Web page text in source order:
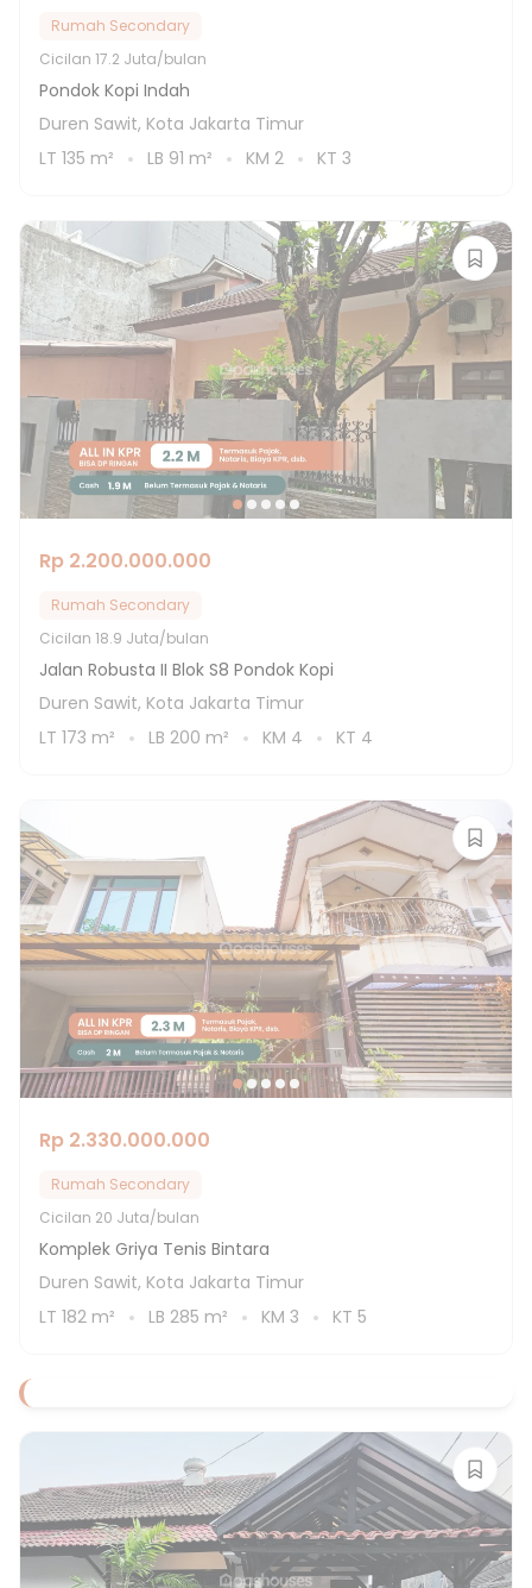
Rumah Secondary
Cicilan 17.2 Juta/bulan
Pondok Kopi Indah
Duren Sawit, Kota Jakarta Timur
LT 135 m² LB 91 m² KM 2 KT 3
Rp 2.200.000.000
Rumah Secondary
Cicilan 18.9 Juta/bulan
Jalan Robusta II Blok S8 Pondok Kopi
Duren Sawit, Kota Jakarta Timur
LT 173 m² LB 200 m² KM 4 KT 4
Rp 2.330.000.000
Rumah Secondary
Cicilan 20 Juta/bulan
Komplek Griya Tenis Bintara
Duren Sawit, Kota Jakarta Timur
LT 182 m² LB 285 m² KM 3 KT 5